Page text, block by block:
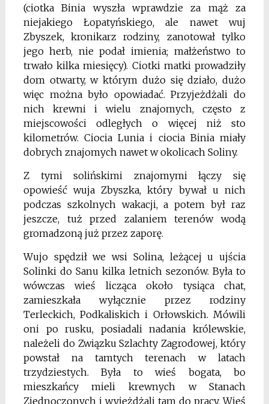
(ciotka Binia wyszła wprawdzie za mąż za
niejakiego Łopatyńskiego, ale nawet wuj
Zbyszek, kronikarz rodziny, zanotował tylko
jego herb, nie podał imienia; małżeństwo to
trwało kilka miesięcy). Ciotki matki prowadziły
dom otwarty, w którym dużo się działo, dużo
więc można było opowiadać. Przyjeżdżali do
nich krewni i wielu znajomych, często z
miejscowości odległych o więcej niż sto
kilometrów. Ciocia Lunia i ciocia Binia miały
dobrych znajomych nawet w okolicach Soliny.
Z tymi solińskimi znajomymi łączy się
opowieść wuja Zbyszka, który bywał u nich
podczas szkolnych wakacji, a potem był raz
jeszcze, tuż przed zalaniem terenów wodą
gromadzoną już przez zaporę.
Wujo spędził we wsi Solina, leżącej u ujścia
Solinki do Sanu kilka letnich sezonów. Była to
wówczas wieś licząca około tysiąca chat,
zamieszkała wyłącznie przez rodziny
Terleckich, Podkaliskich i Orłowskich. Mówili
oni po rusku, posiadali nadania królewskie,
należeli do Związku Szlachty Zagrodowej, który
powstał na tamtych terenach w latach
trzydziestych. Była to wieś bogata, bo
mieszkańcy mieli krewnych w Stanach
Zjednoczonych i wyjeżdżali tam do pracy. Wieś